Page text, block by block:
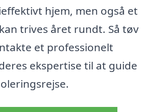
hjem, men også et
trives året rundt. Så tøv
et professionelt
ekspertise til at guide